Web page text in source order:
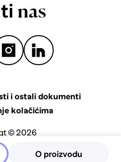
nas
i ostali dokumenti
kolačićima
© 2026